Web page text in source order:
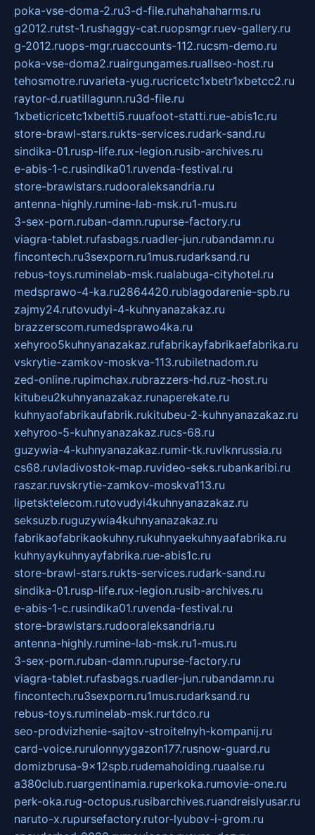
poka-vse-doma-2.ru3-d-file.ruhahahaharms.ru
g2012.rutst-1.rushaggy-cat.ruopsmgr.ruev-gallery.ru
g-2012.ruops-mgr.ruaccounts-112.rucsm-demo.ru
poka-vse-doma2.ruairgungames.ruallseo-host.ru
tehosmotre.ruvarieta-yug.rucricetc1xbetr1xbetcc2.ru
raytor-d.ruatillagunn.ru3d-file.ru
1xbeticricetc1xbetti5.ruuafoot-statti.rue-abis1c.ru
store-brawl-stars.rukts-services.rudark-sand.ru
sindika-01.rusp-life.rux-legion.rusib-archives.ru
e-abis-1-c.rusindika01.ruvenda-festival.ru
store-brawlstars.rudooraleksandria.ru
antenna-highly.rumine-lab-msk.ru1-mus.ru
3-sex-porn.ruban-damn.rupurse-factory.ru
viagra-tablet.rufasbags.ruadler-jun.rubandamn.ru
fincontech.ru3sexporn.ru1mus.rudarksand.ru
rebus-toys.ruminelab-msk.rualabuga-cityhotel.ru
medsprawo-4-ka.ru2864420.rublagodarenie-spb.ru
zajmy24.rutovudyi-4-kuhnyanazakaz.ru
brazzerscom.rumedsprawo4ka.ru
xehyroo5kuhnyanazakaz.rufabrikayfabrikaefabrika.ru
vskrytie-zamkov-moskva-113.rubiletnadom.ru
zed-online.rupimchax.rubrazzers-hd.ruz-host.ru
kitubeu2kuhnyanazakaz.runaperekate.ru
kuhnyaofabrikaufabrik.rukitubeu-2-kuhnyanazakaz.ru
xehyroo-5-kuhnyanazakaz.rucs-68.ru
guzywia-4-kuhnyanazakaz.rumir-tk.ruvlknrussia.ru
cs68.ruvladivostok-map.ruvideo-seks.rubankaribi.ru
raszar.ruvskrytie-zamkov-moskva113.ru
lipetsktelecom.rutovudyi4kuhnyanazakaz.ru
seksuzb.ruguzywia4kuhnyanazakaz.ru
fabrikaofabrikaokuhny.rukuhnyaekuhnyaafabrika.ru
kuhnyaykuhnyayfabrika.rue-abis1c.ru
store-brawl-stars.rukts-services.rudark-sand.ru
sindika-01.rusp-life.rux-legion.rusib-archives.ru
e-abis-1-c.rusindika01.ruvenda-festival.ru
store-brawlstars.rudooraleksandria.ru
antenna-highly.rumine-lab-msk.ru1-mus.ru
3-sex-porn.ruban-damn.rupurse-factory.ru
viagra-tablet.rufasbags.ruadler-jun.rubandamn.ru
fincontech.ru3sexporn.ru1mus.rudarksand.ru
rebus-toys.ruminelab-msk.rurtdco.ru
seo-prodvizhenie-sajtov-stroitelnyh-kompanij.ru
card-voice.rurulonnyygazon177.rusnow-guard.ru
domizbrusa-9x12spb.rudemaholding.ruaalse.ru
a380club.ruargentinamia.ruperkoka.rumovie-one.ru
perk-oka.rug-octopus.rusibarchives.ruandreislyusar.ru
naruto-x.rupursefactory.rutor-lyubov-i-grom.ru